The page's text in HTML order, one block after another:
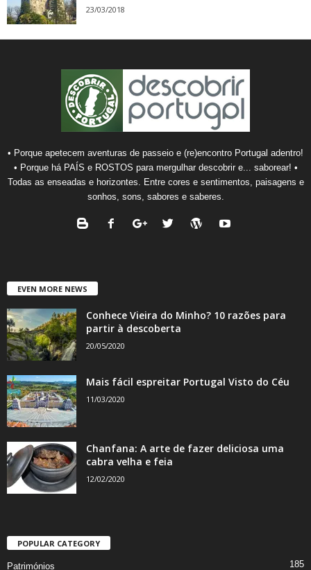
23/03/2018
• Porque apetecem aventuras de passeio e (re)encontro Portugal adentro!
• Porque há PAÍS e ROSTOS para mergulhar descobrir e... saborear! •
Todas as enseadas e horizontes. Entre cores e sentimentos, paisagens e
sonhos, sons, sabores e saberes.
EVEN MORE NEWS
Conhece Vieira do Minho? 10 razões para
partir à descoberta
20/05/2020
Mais fácil espreitar Portugal Visto do Céu
11/03/2020
Chanfana: A arte de fazer deliciosa uma
cabra velha e feia
12/02/2020
POPULAR CATEGORY
Patrimónios 185